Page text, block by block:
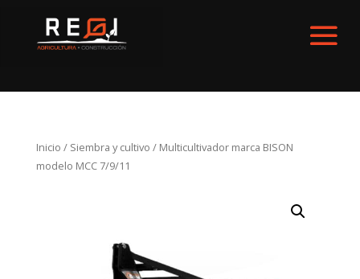
Inicio / Siembra y cultivo / Multicultivador marca BISON
modelo MCC 7/9/11